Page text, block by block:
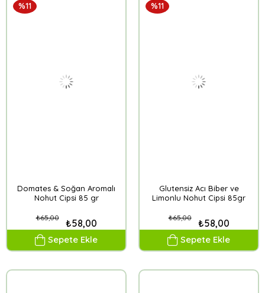
Domates & Soğan Aromalı
Nohut Cipsi 85 gr
₺58,00
₺65,00
Sepete Ekle
%11
Glutensiz Acı Biber ve
Limonlu Nohut Cipsi 85gr
₺58,00
₺65,00
Sepete Ekle
%11